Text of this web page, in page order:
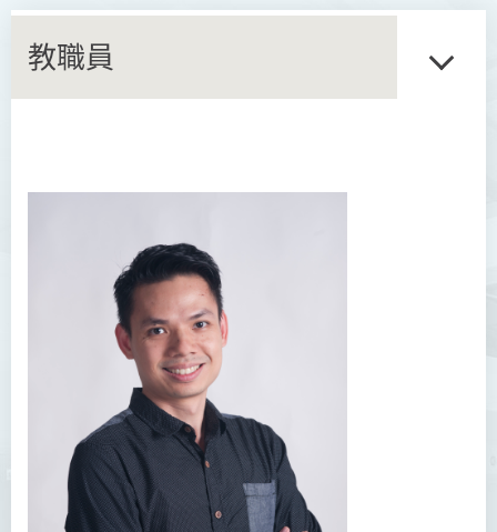
教職員
課程概覽
教職員
王淑雯博士
黃炳蔚博士
吳海雅博士